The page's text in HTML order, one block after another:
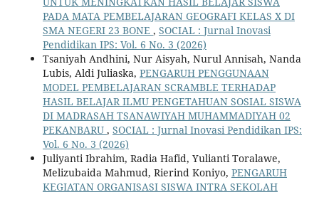
PADA MATA PEMBELAJARAN GEOGRAFI KELAS X DI
SMA NEGERI 23 BONE , SOCIAL : Jurnal Inovasi
Pendidikan IPS: Vol. 6 No. 3 (2026)
Tsaniyah Andhini, Nur Aisyah, Nurul Annisah, Nanda
Lubis, Aldi Juliaska, PENGARUH PENGGUNAAN
MODEL PEMBELAJARAN SCRAMBLE TERHADAP
HASIL BELAJAR ILMU PENGETAHUAN SOSIAL SISWA
DI MADRASAH TSANAWIYAH MUHAMMADIYAH 02
PEKANBARU , SOCIAL : Jurnal Inovasi Pendidikan IPS:
Vol. 6 No. 3 (2026)
Juliyanti Ibrahim, Radia Hafid, Yulianti Toralawe,
Melizubaida Mahmud, Rierind Koniyo, PENGARUH
KEGIATAN ORGANISASI SISWA INTRA SEKOLAH